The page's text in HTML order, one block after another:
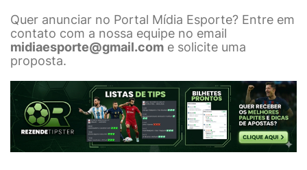
Quer anunciar no Portal Mídia Esporte? Entre em
contato com a nossa equipe no email
midiaesporte@gmail.com e solicite uma
proposta.